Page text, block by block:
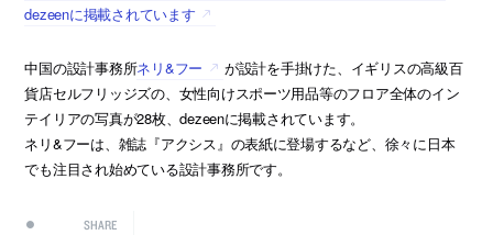
dezeenに掲載されています
中国の設計事務所ネリ&フー
が設計を手掛けた、イギリスの高級百
貨店セルフリッジズの、女性向けスポーツ用品等のフロア全体のイン
テイリアの写真が28枚、dezeenに掲載されています。
ネリ&フーは、雑誌『アクシス』の表紙に登場するなど、徐々に日本
でも注目され始めている設計事務所です。
SHARE